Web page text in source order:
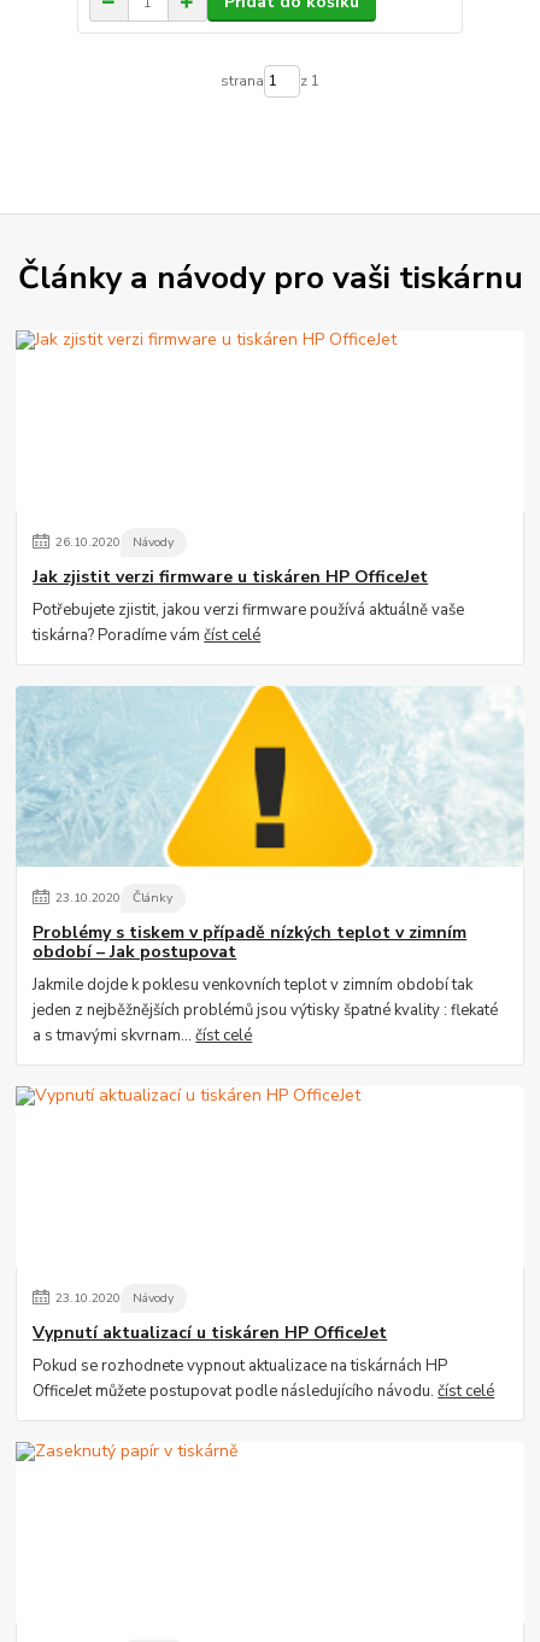
strana z 1
Články a návody pro vaši tiskárnu
26.10.2020 Návody
Jak zjistit verzi firmware u tiskáren HP OfficeJet
Potřebujete zjistit, jakou verzi firmware používá aktuálně vaše
tiskárna? Poradíme vámčíst celé
23.10.2020 Články
Problémy s tiskem v případě nízkých teplot v zimním
období – Jak postupovat
Jakmile dojde k poklesu venkovních teplot v zimním období tak
jeden z nejběžnějších problémů jsou výtisky špatné kvality : flekaté
a s tmavými skvrnam...číst celé
23.10.2020 Návody
Vypnutí aktualizací u tiskáren HP OfficeJet
Pokud se rozhodnete vypnout aktualizace na tiskárnách HP
OfficeJet můžete postupovat podle následujícího návodu.číst celé